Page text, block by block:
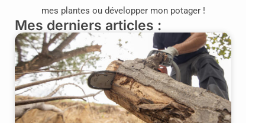
mes plantes ou développer mon potager !
Mes derniers articles :